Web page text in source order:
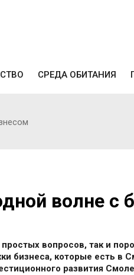
СРЕДА ОБИТАНИЯ
волне с
вопросов, так и
бизнеса, которые есть в
развития